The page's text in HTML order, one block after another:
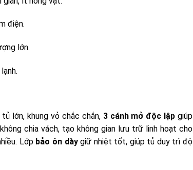
điện.
lớn.
tủ lớn, khung vỏ chắc chắn, 3 cánh mở độc lập giúp
chia vách, tạo không gian lưu trữ linh hoạt cho
Lớp bảo ôn dàygiữ nhiệt tốt, giúp tủ duy trì độ